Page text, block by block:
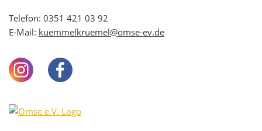
Telefon: 0351 421 03 92
E-Mail: kuemmelkruemel@omse-ev.de
InstagramFacebook